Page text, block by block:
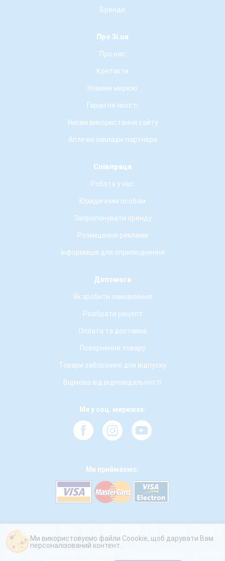
Бренди
Про 3i.ua
Про нас
Контакти
Новини мережі
Гарантія якості
Умови використання сайту
Аптечні заклади-партнери
Співпраця
Робота у нас
Юридичним особам
Запропонувати оренду
Розміщення реклами
Інформація для оприлюднення
Допомога
Як зробити замовлення
Розібрати рецепт
Оплата та доставка
Повернення товару
Товари заборонені для відпуску
Відмова від відповідальності
Ми у соц. мережах:
Ми приймаємо:
Ми використовуємо файли Coookie, щоб дарувати Вам
персоналізований контент.